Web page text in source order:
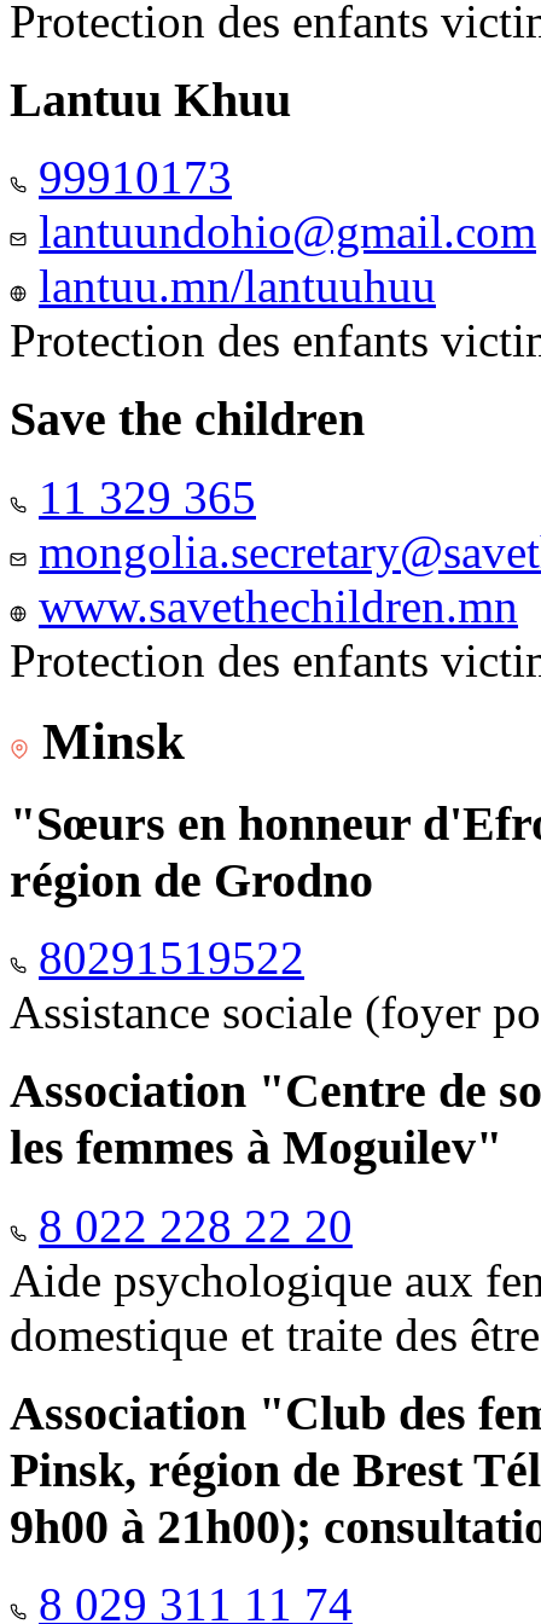
Protection des enfants
Lantuu Khuu
99910173
lantuundohio@gmail.com
lantuu.mn/lantuuhuu
Protection des enfants
Save the children
11 329 365
www.savethechildren.mn
Protection des enfants
Minsk
"Sœurs en honneur
région de Grodno
80291519522
Assistance sociale (foyer
Association "Centre de
les femmes à Moguilev"
8 022 228 22 20
Aide psychologique aux
domestique et traite des
Association "Club des
Pinsk, région de Brest
9h00 à 21h00);
8 029 311 11 74